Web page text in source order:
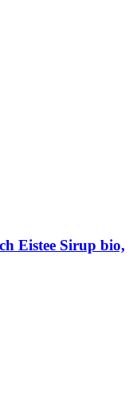
Eistee Sirup bio,